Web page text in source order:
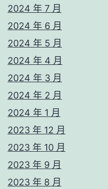
2024 年 7 月
2024 年 6 月
2024 年 5 月
2024 年 4 月
2024 年 3 月
2024 年 2 月
2024 年 1 月
2023 年 12 月
2023 年 10 月
2023 年 9 月
2023 年 8 月